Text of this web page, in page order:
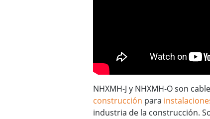
NHXMH-J y NHXMH-O son
construcción para
industria de la construcción.